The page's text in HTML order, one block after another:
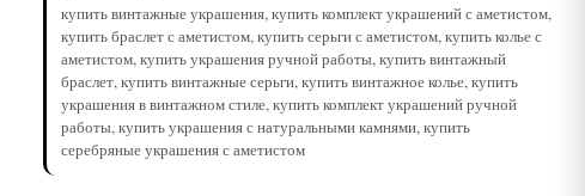
купить винтажные украшения, купить комплект украшений с аметистом,
купить браслет с аметистом, купить серьги с аметистом, купить колье с
аметистом, купить украшения ручной работы, купить винтажный
браслет, купить винтажные серьги, купить винтажное колье, купить
украшения в винтажном стиле, купить комплект украшений ручной
работы, купить украшения с натуральными камнями, купить
серебряные украшения с аметистом